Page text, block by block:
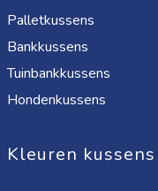
Palletkussens
Bankkussens
Tuinbankkussens
Hondenkussens
Kleuren kussens